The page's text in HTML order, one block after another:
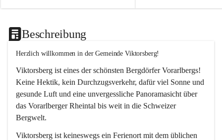
Beschreibung
Herzlich willkommen in der Gemeinde Viktorsberg!
Viktorsberg ist eines der schönsten Bergdörfer Vorarlbergs!
Keine Hektik, kein Durchzugsverkehr, dafür viel Sonne und
gesunde Luft und eine unvergessliche Panoramasicht über
das Vorarlberger Rheintal bis weit in die Schweizer
Bergwelt.
Viktorsberg ist keineswegs ein Ferienort mit dem üblichen